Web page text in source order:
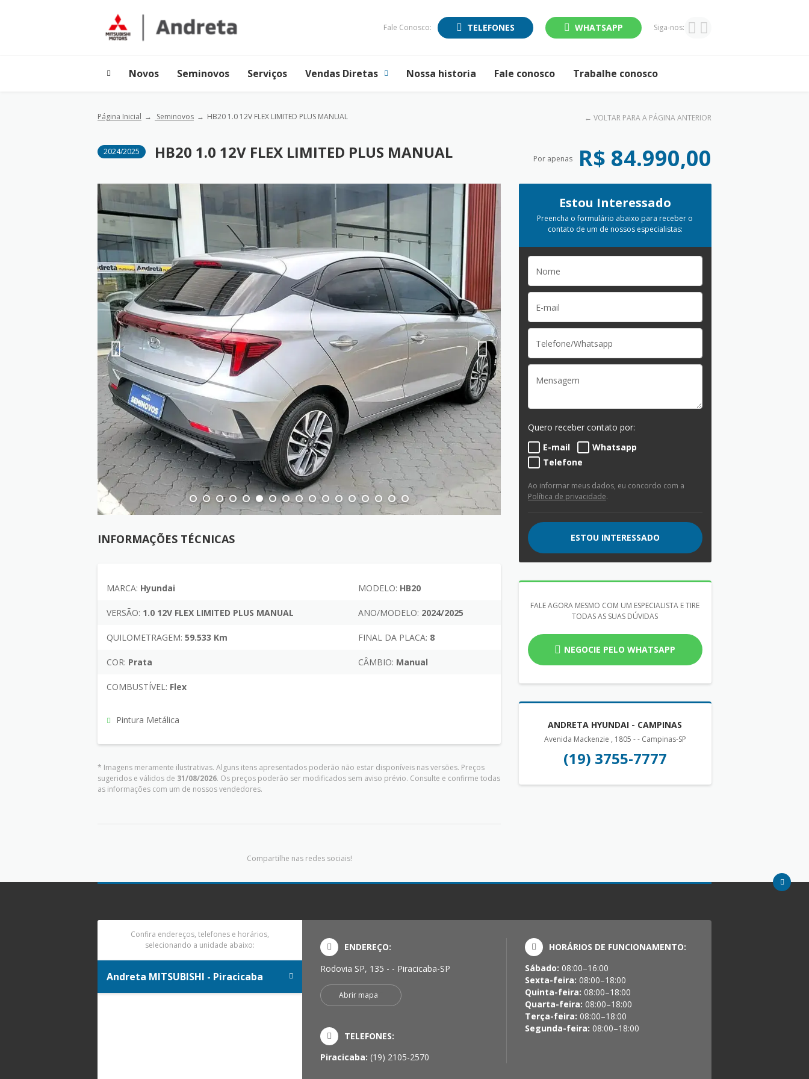
Fale Conosco: TELEFONES WHATSAPP Siga-nos:
Novos Seminovos Serviços Vendas Diretas Nossa historia Fale conosco Trabalhe conosco
Página Inicial Seminovos HB20 1.0 12V FLEX LIMITED PLUS MANUAL ← VOLTAR PARA A PÁGINA ANTERIOR
2024/2025 HB20 1.0 12V FLEX LIMITED PLUS MANUAL Por apenas R$ 84.990,00
INFORMAÇÕES TÉCNICAS
MARCA: Hyundai MODELO: HB20
VERSÃO: 1.0 12V FLEX LIMITED PLUS MANUAL ANO/MODELO: 2024/2025
QUILOMETRAGEM: 59.533 Km FINAL DA PLACA: 8
COR: Prata CÂMBIO: Manual
COMBUSTÍVEL: Flex
Pintura Metálica
* Imagens meramente ilustrativas. Alguns itens apresentados poderão não estar disponíveis nas versões. Preços
sugeridos e válidos de 31/08/2026. Os preços poderão ser modificados sem aviso prévio. Consulte e confirme todas
as informações com um de nossos vendedores.
Compartilhe nas redes sociais!
Estou Interessado
Preencha o formulário abaixo para receber o
contato de um de nossos especialistas:
Quero receber contato por:
E-mail
Whatsapp
Telefone
Ao informar meus dados, eu concordo com a
Política de privacidade.
ESTOU INTERESSADO
FALE AGORA MESMO COM UM ESPECIALISTA E TIRE
TODAS AS SUAS DÚVIDAS
NEGOCIE PELO WHATSAPP
ANDRETA HYUNDAI - CAMPINAS
Avenida Mackenzie , 1805 - - Campinas-SP
(19) 3755-7777
Confira endereços, telefones e horários,
selecionando a unidade abaixo:
Andreta MITSUBISHI - Piracicaba
ENDEREÇO:
Rodovia SP, 135 - - Piracicaba-SP
Abrir mapa
TELEFONES:
Piracicaba: (19) 2105-2570
HORÁRIOS DE FUNCIONAMENTO:
Sábado: 08:00–16:00
Sexta-feira: 08:00–18:00
Quinta-feira: 08:00–18:00
Quarta-feira: 08:00–18:00
Terça-feira: 08:00–18:00
Segunda-feira: 08:00–18:00